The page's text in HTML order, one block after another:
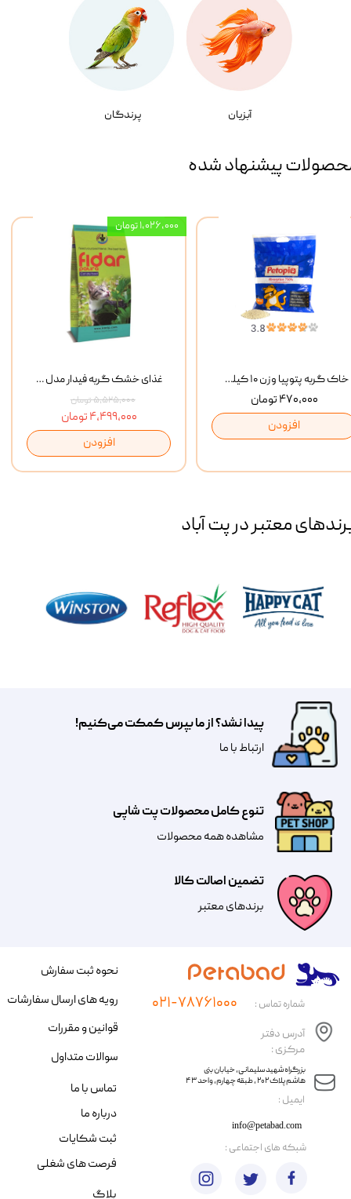
آبزیان پرندگان
پیشنهاد شده
غذای خشک گربه فیدار مدل Adult وزن 10 کیلوگرم
۵,۵۲۵,۰۰۰ تومان
۴,۴۹۹,۰۰۰ تومان
افزودن
۱,۰۲۶,۰۰۰ تومان
خاک گربه پتوپیا وزن ۱۰ کیلوگرم
۴۷۰,۰۰۰ تومان
افزودن
معتبر در پت آباد
تضمین اصالت کالا
​​برندهای معتبر​​​​​​​
تنوع کامل محصولات پت شاپی
مشاهده همه محصولات
پیدا نشد؟ از ما بپرس کمکت می‌کنیم!
​​​ارتباط با ما
​ایمیل :
آدرس دفتر
مرکزی :
info@petabad.com
​​بزرگراه شهید سلیمانی، خیابان بنی
هاشم پلاک ۲۰۲ ، طبقه چهارم، واحد ۴۳
شماره تماس : ۰۲۱-۷۸۷۶۱۰۰۰
نحوه ثبت سفارش
رویه های ارسال سفارشات
قوانین و مقررات
سوالات متداول
تماس با ما
درباره ما
ثبت شکایات
فرصت های شغلی
​شبکه های اجتماعی :
بلاگ